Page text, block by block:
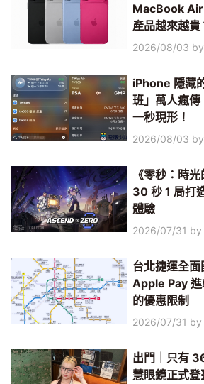
MacBook Air
產品越來越貴
2026/08/03 by
iPhone 隱藏
班」萬人瘋
一秒現形！
2026/08/03 by
《零秒：時
30 秒 1 局打
體驗
2026/07/31 by
台北捷運全面
Apple Pay 進
的優惠限制
2026/07/31
出門｜只有
慧眼鏡正式